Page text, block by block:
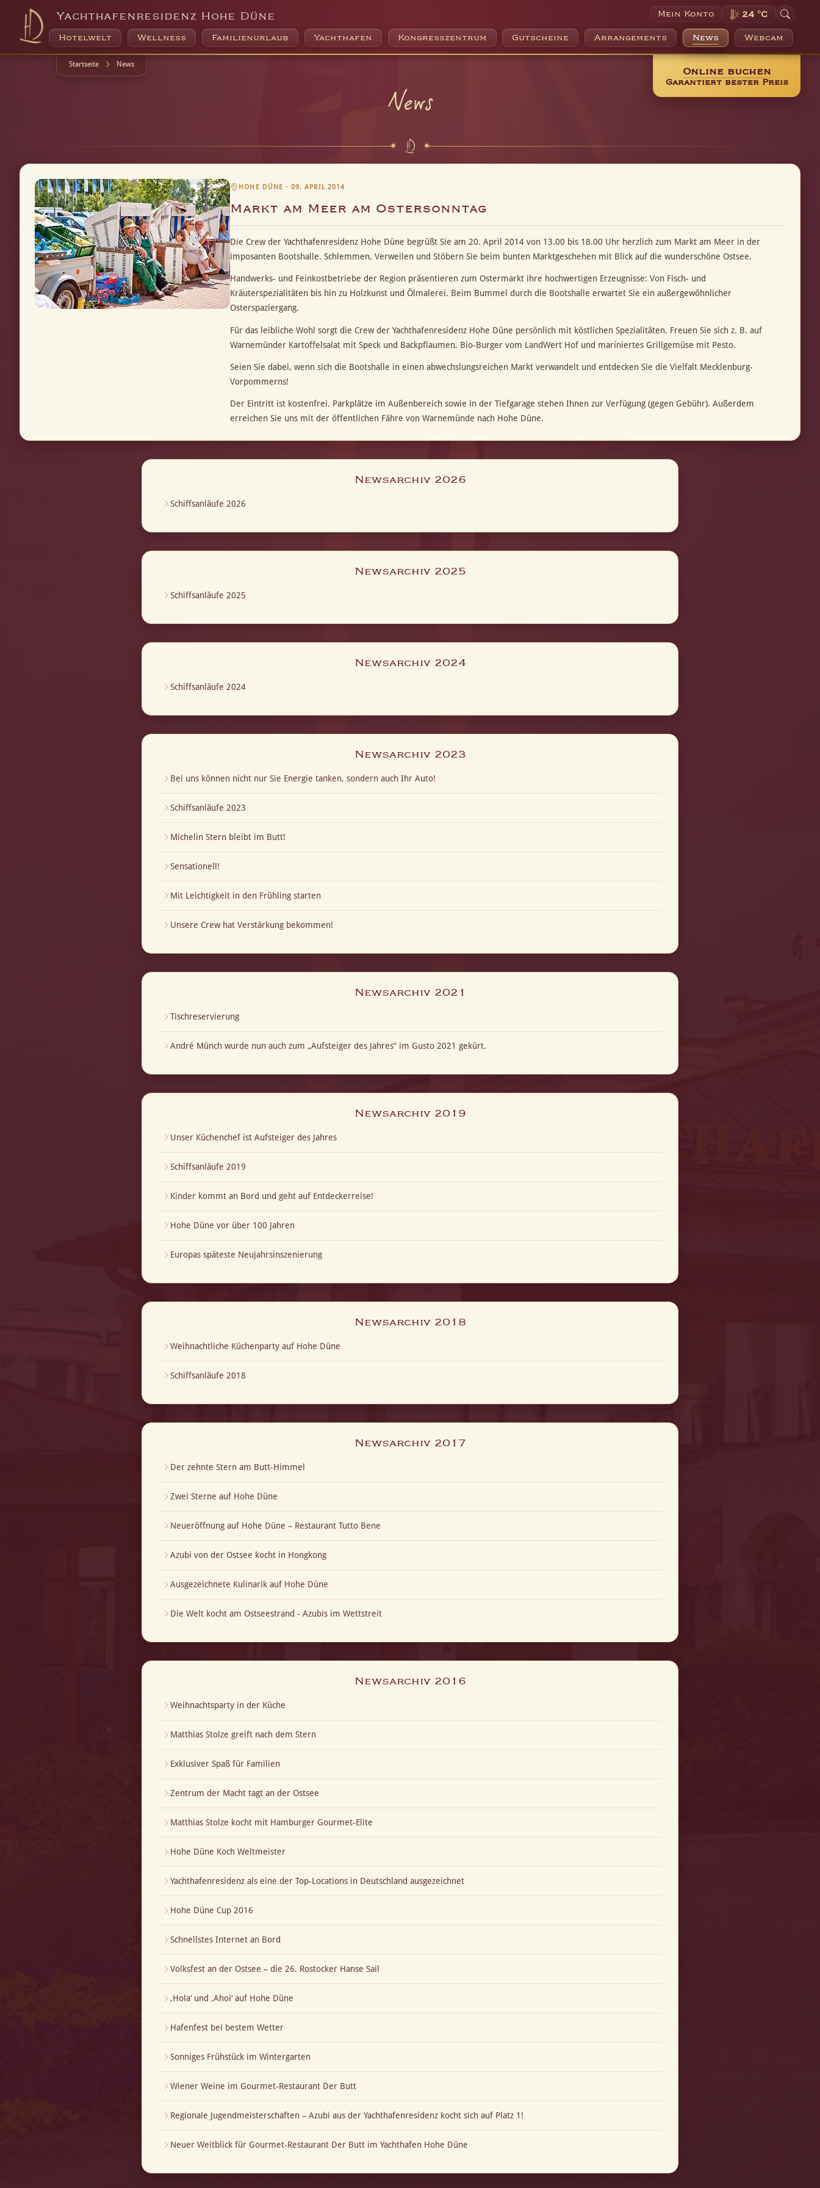
Yachthafenresidenz Hohe Düne
Hotelwelt Wellness Familienurlaub Yachthafen Kongresszentrum Gutscheine Arrangements News Webcam
Mein Konto 24 °C
Online buchen
Garantiert bester Preis
Startseite News
News
HOHE DÜNE · 09. APRIL 2014
Markt am Meer am Ostersonntag
Die Crew der Yachthafenresidenz Hohe Düne begrüßt Sie am 20. April 2014 von 13.00 bis 18.00 Uhr herzlich zum Markt am Meer in der
imposanten Bootshalle. Schlemmen, Verweilen und Stöbern Sie beim bunten Marktgeschehen mit Blick auf die wunderschöne Ostsee.
Handwerks- und Feinkostbetriebe der Region präsentieren zum Ostermarkt ihre hochwertigen Erzeugnisse: Von Fisch- und
Kräuterspezialitäten bis hin zu Holzkunst und Ölmalerei. Beim Bummel durch die Bootshalle erwartet Sie ein außergewöhnlicher
Osterspaziergang.
Für das leibliche Wohl sorgt die Crew der Yachthafenresidenz Hohe Düne persönlich mit köstlichen Spezialitäten. Freuen Sie sich z. B. auf
Warnemünder Kartoffelsalat mit Speck und Backpflaumen, Bio-Burger vom LandWert Hof und mariniertes Grillgemüse mit Pesto.
Seien Sie dabei, wenn sich die Bootshalle in einen abwechslungsreichen Markt verwandelt und entdecken Sie die Vielfalt Mecklenburg-
Vorpommerns!
Der Eintritt ist kostenfrei. Parkplätze im Außenbereich sowie in der Tiefgarage stehen Ihnen zur Verfügung (gegen Gebühr). Außerdem
erreichen Sie uns mit der öffentlichen Fähre von Warnemünde nach Hohe Düne.
Newsarchiv 2026
Schiffsanläufe 2026
Newsarchiv 2025
Schiffsanläufe 2025
Newsarchiv 2024
Schiffsanläufe 2024
Newsarchiv 2023
Bei uns können nicht nur Sie Energie tanken, sondern auch Ihr Auto!
Schiffsanläufe 2023
Michelin Stern bleibt im Butt!
Sensationell!
Mit Leichtigkeit in den Frühling starten
Unsere Crew hat Verstärkung bekommen!
Newsarchiv 2021
Tischreservierung
André Münch wurde nun auch zum „Aufsteiger des Jahres“ im Gusto 2021 gekürt.
Newsarchiv 2019
Unser Küchenchef ist Aufsteiger des Jahres
Schiffsanläufe 2019
Kinder kommt an Bord und geht auf Entdeckerreise!
Hohe Düne vor über 100 Jahren
Europas späteste Neujahrsinszenierung
Newsarchiv 2018
Weihnachtliche Küchenparty auf Hohe Düne
Schiffsanläufe 2018
Newsarchiv 2017
Der zehnte Stern am Butt-Himmel
Zwei Sterne auf Hohe Düne
Neueröffnung auf Hohe Düne – Restaurant Tutto Bene
Azubi von der Ostsee kocht in Hongkong
Ausgezeichnete Kulinarik auf Hohe Düne
Die Welt kocht am Ostseestrand - Azubis im Wettstreit
Newsarchiv 2016
Weihnachtsparty in der Küche
Matthias Stolze greift nach dem Stern
Exklusiver Spaß für Familien
Zentrum der Macht tagt an der Ostsee
Matthias Stolze kocht mit Hamburger Gourmet-Elite
Hohe Düne Koch Weltmeister
Yachthafenresidenz als eine der Top-Locations in Deutschland ausgezeichnet
Hohe Düne Cup 2016
Schnellstes Internet an Bord
Volksfest an der Ostsee – die 26. Rostocker Hanse Sail
‚Hola‘ und ‚Ahoi‘ auf Hohe Düne
Hafenfest bei bestem Wetter
Sonniges Frühstück im Wintergarten
Wiener Weine im Gourmet-Restaurant Der Butt
Regionale Jugendmeisterschaften – Azubi aus der Yachthafenresidenz kocht sich auf Platz 1!
Neuer Weitblick für Gourmet-Restaurant Der Butt im Yachthafen Hohe Düne